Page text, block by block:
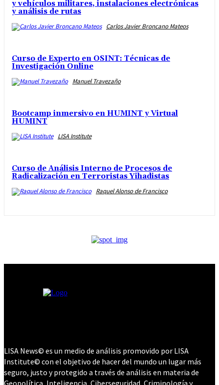
y vehículos militares, instalaciones electrónicas
y análisis de rutas
Carlos Javier Broncano Mateos
Curso de Experto en OSINT: Técnicas de
Investigación Online
Manuel Travezaño
Bootcamp inmersivo en HUMINT y Virtual
HUMINT
LISA Institute
Curso de Análisis Interno de Procesos de
Radicalización en Terroristas Yihadistas
Raquel Alonso de Francisco
LISA News© es un medio de análisis promovido por LISA
Institute© con el objetivo de hacer del mundo un lugar más
seguro, justo y protegido a través de análisis en materia de
Geopolítica, Inteligencia, Ciberseguridad, Criminología y